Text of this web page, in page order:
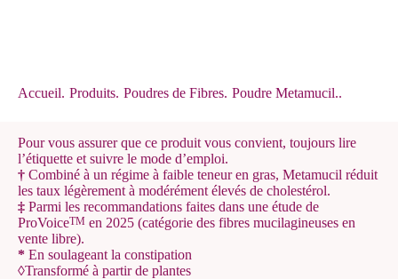
Accueil. Produits. Poudres de Fibres. Poudre Metamucil..
Pour vous assurer que ce produit vous convient, toujours lire
l’étiquette et suivre le mode d’emploi.
† Combiné à un régime à faible teneur en gras, Metamucil réduit
les taux légèrement à modérément élevés de cholestérol.
‡ Parmi les recommandations faites dans une étude de
ProVoiceTM en 2025 (catégorie des fibres mucilagineuses en
vente libre).
* En soulageant la constipation
◊Transformé à partir de plantes